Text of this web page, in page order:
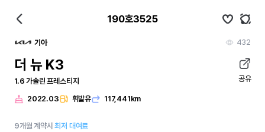
190호3525
기아 432
더 뉴 K3
1.6 가솔린 프레스티지 공유
2022.03 휘발유 117,441km
9개월 계약시최저 대여료